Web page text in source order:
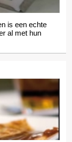
is een echte
al met hun